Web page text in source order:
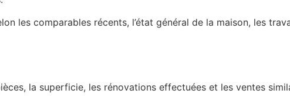
les comparables récents, l’état général de la maison, les
la superficie, les rénovations effectuées et les ventes